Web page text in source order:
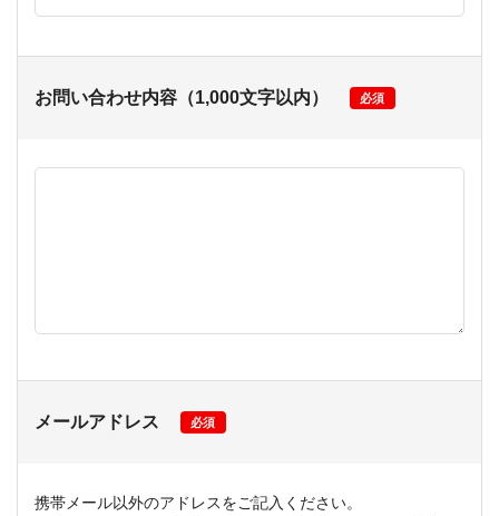
お問い合わせ内容（1,000文字以内） 必須
メールアドレス 必須
携帯メール以外のアドレスをご記入ください。